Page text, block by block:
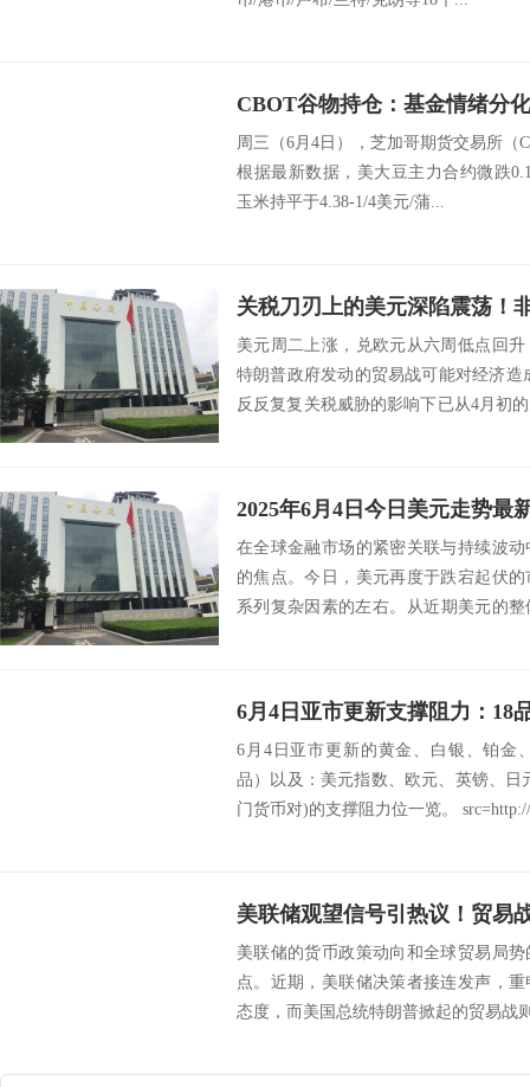
周三（6月4日），芝加哥期货交易所（
根据最新数据，美大豆主力合约微跌
玉米持平于4.38-1/4美元/蒲...
美元周二上涨，兑欧元从六周低点回
特朗普政府发动的贸易战可能对经济
反反复复关税威胁的影响下已从4月初
2025年6月4日今日美元走势最
在全球金融市场的紧密关联与持续波
的焦点。今日，美元再度于跌宕起伏
系列复杂因素的左右。​ 从近期美元的
6月4日亚市更新的黄金、白银、铂金
品）以及：美元指数、欧元、英镑、
门货币对)的支撑阻力位一览。
美联储的货币政策动向和全球贸易局
点。近期，美联储决策者接连发声，
态度，而美国总统特朗普掀起的贸易战